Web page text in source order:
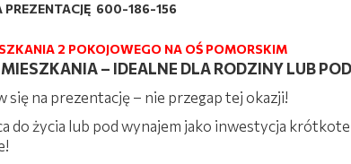
600-186-156
2 POKOJOWEGO NA OŚ POMORSKIM
– IDEALNE DLA RODZINY LUB
się na prezentację – nie przegap tej okazji!
do życia lub pod wynajem jako inwestycja